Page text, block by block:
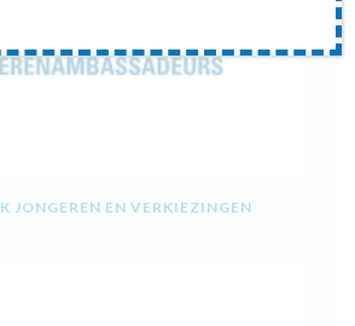
JONGEREN EN VERKIEZINGEN